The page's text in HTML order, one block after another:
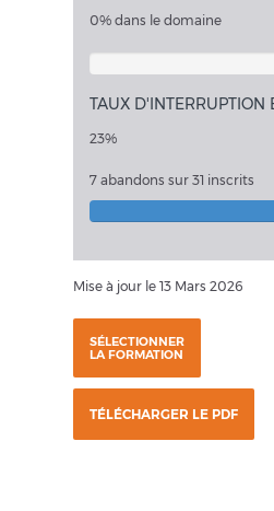
0% dans le domaine
TAUX D'INTERRUPTION
23%
7 abandons sur 31 inscrits
Mise à jour le 13 Mars 2026
SÉLECTIONNER
LA FORMATION
TÉLÉCHARGER LE PDF